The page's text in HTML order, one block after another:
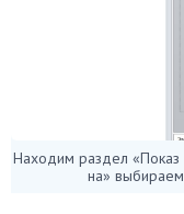
Находим раздел «Показ
на»